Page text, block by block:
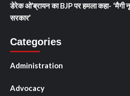
डेरेक ओ’ब्रायन का BJP पर हमला कहा- ‘मैगी
सरकार’
Categories
Administration
Advocacy